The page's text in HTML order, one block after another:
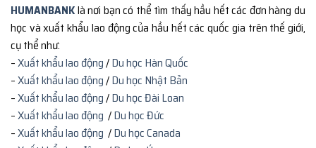
HUMANBANKlà nơi bạn có thể tìm thấy hầu hết các đơn hàng du
học và xuất khẩu lao động của hầu hết các quốc gia trên thế giới,
cụ thể như:
–Xuất khẩu lao động/Du học Hàn Quốc
–Xuất khẩu lao động/Du học Nhật Bản
–Xuất khẩu lao động/Du học Đài Loan
–Xuất khẩu lao động /Du học Đức
–Xuất khẩu lao động /Du học Canada